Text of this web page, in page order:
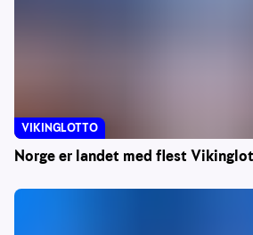
Norge er landet med flest
VIKINGLOTTO